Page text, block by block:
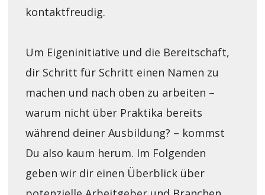
kontaktfreudig.
Um Eigeninitiative und die Bereitschaft,
dir Schritt für Schritt einen Namen zu
machen und nach oben zu arbeiten –
warum nicht über Praktika bereits
während deiner Ausbildung? – kommst
Du also kaum herum. Im Folgenden
geben wir dir einen Überblick über